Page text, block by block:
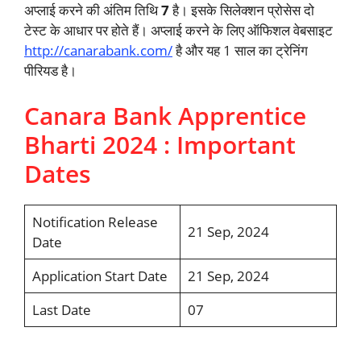
अप्लाई करने की अंतिम तिथि7है। इसके सिलेक्शन प्रोसेस दो
टेस्ट के आधार पर होते हैं। अप्लाई करने के लिए ऑफिशल वेबसाइट
http://canarabank.com/है और यह 1 साल का ट्रेनिंग
पीरियड है।
Canara Bank Apprentice
Bharti 2024 : Important
Dates
Notification Release
Date
21 Sep, 2024
Application Start Date
21 Sep, 2024
Last Date
07